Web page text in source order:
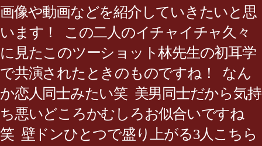
画像や動画などを紹介していきたいと思
います！ この二人のイチャイチャ久々
に見たこのツーショット林先生の初耳学
で共演されたときのものですね！ なん
か恋人同士みたい笑 美男同士だから気持
ち悪いどころかむしろお似合いですね
笑 壁ドンひとつで盛り上がる3人こちら